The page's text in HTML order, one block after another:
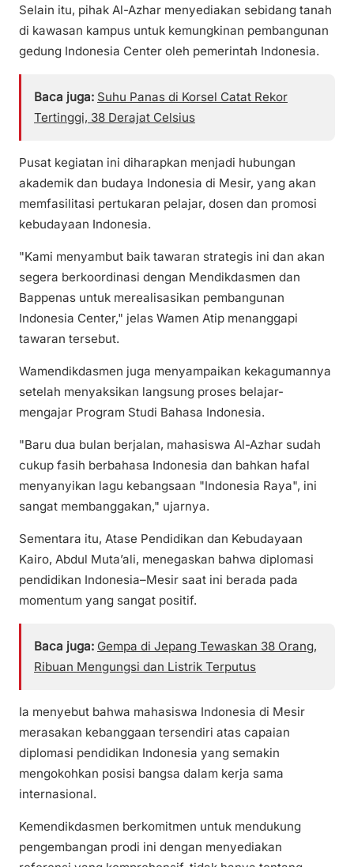
Selain itu, pihak Al-Azhar menyediakan sebidang tanah
di kawasan kampus untuk kemungkinan pembangunan
gedung Indonesia Center oleh pemerintah Indonesia.
Baca juga: Suhu Panas di Korsel Catat Rekor
Tertinggi, 38 Derajat Celsius
Pusat kegiatan ini diharapkan menjadi hubungan
akademik dan budaya Indonesia di Mesir, yang akan
memfasilitasi pertukaran pelajar, dosen dan promosi
kebudayaan Indonesia.
"Kami menyambut baik tawaran strategis ini dan akan
segera berkoordinasi dengan Mendikdasmen dan
Bappenas untuk merealisasikan pembangunan
Indonesia Center," jelas Wamen Atip menanggapi
tawaran tersebut.
Wamendikdasmen juga menyampaikan kekagumannya
setelah menyaksikan langsung proses belajar-
mengajar Program Studi Bahasa Indonesia.
"Baru dua bulan berjalan, mahasiswa Al-Azhar sudah
cukup fasih berbahasa Indonesia dan bahkan hafal
menyanyikan lagu kebangsaan "Indonesia Raya", ini
sangat membanggakan," ujarnya.
Sementara itu, Atase Pendidikan dan Kebudayaan
Kairo, Abdul Muta’ali, menegaskan bahwa diplomasi
pendidikan Indonesia–Mesir saat ini berada pada
momentum yang sangat positif.
Baca juga: Gempa di Jepang Tewaskan 38 Orang,
Ribuan Mengungsi dan Listrik Terputus
Ia menyebut bahwa mahasiswa Indonesia di Mesir
merasakan kebanggaan tersendiri atas capaian
diplomasi pendidikan Indonesia yang semakin
mengokohkan posisi bangsa dalam kerja sama
internasional.
Kemendikdasmen berkomitmen untuk mendukung
pengembangan prodi ini dengan menyediakan